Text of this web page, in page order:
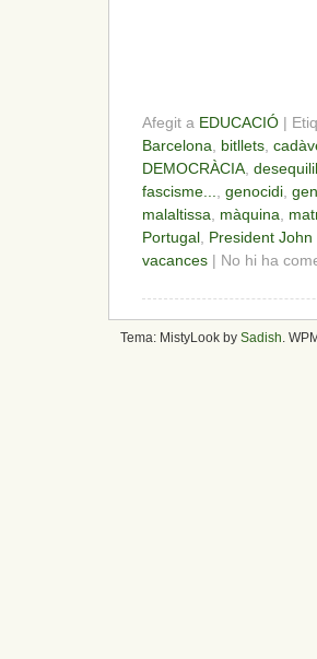
Afegit a EDUCACIÓ |
Barcelona
bitllets
DEMOCRÀCIA
fascisme...
genocidi
malaltissa
màquina
Portugal President John
vacances | No hi ha
Tema: MistyLook by Sadish.